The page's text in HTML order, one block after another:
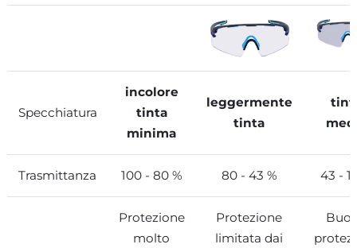
Specchiatura
incolore
tinta
minima
leggermente
tinta
Trasmittanza 100 - 80 % 80 - 43 % 43 -
Protezione
molto
Protezione
limitata dai